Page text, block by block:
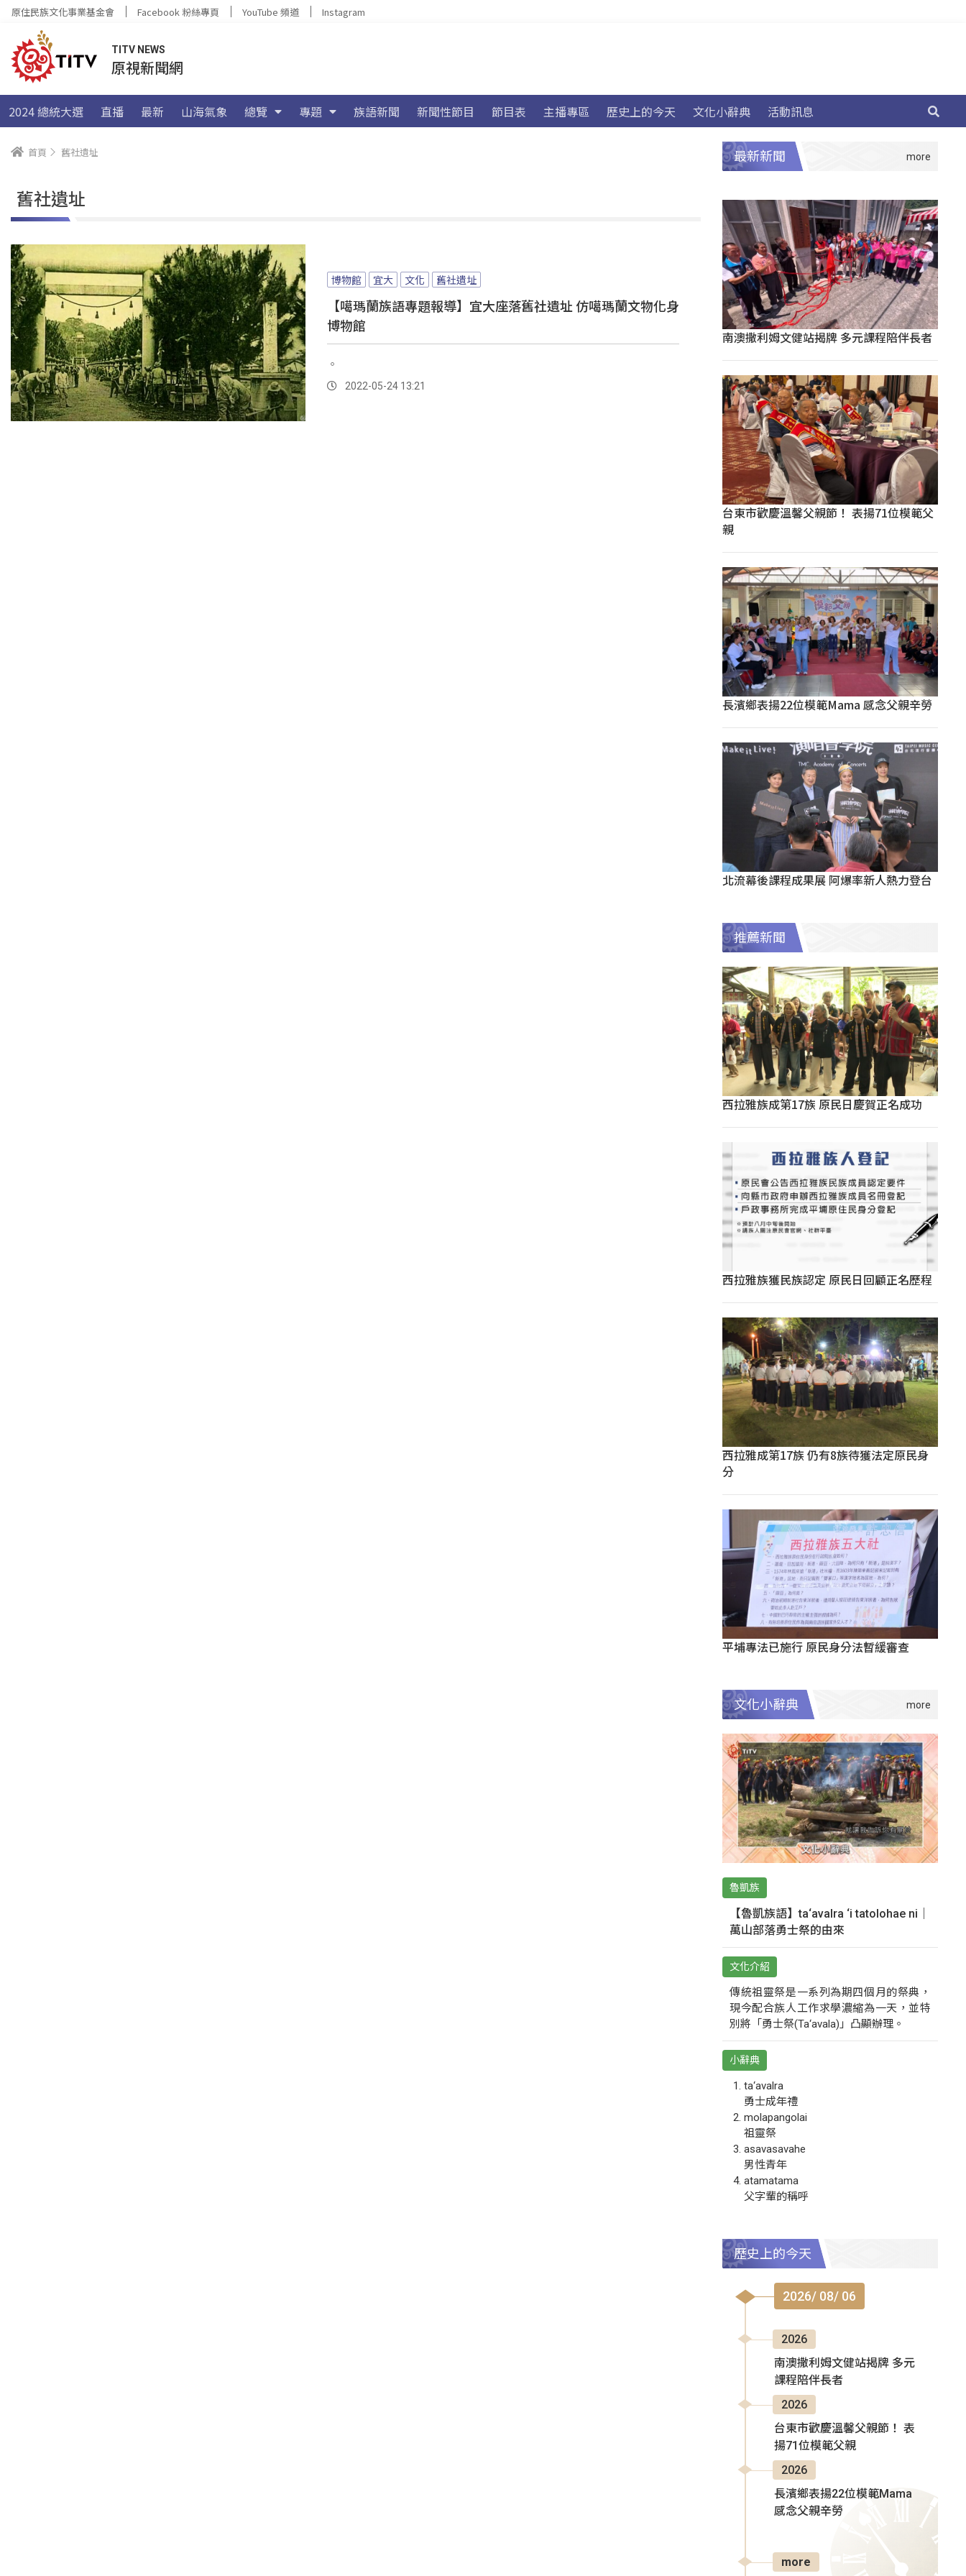
原住民族文化事業基金會 Facebook 粉絲專頁 YouTube 頻道 Instagram
TITV NEWS
原視新聞網
2024 總統大選 直播 最新 山海氣象 總覽 專題 族語新聞 新聞性節目 節目表 主播專區 歷史上的今天 文化小辭典 活動訊息
首頁 舊社遺址
舊社遺址
博物館 宜大 文化 舊社遺址
【噶瑪蘭族語專題報導】宜大座落舊社遺址 仿噶瑪蘭文物化身
博物館
。
2022-05-24 13:21
最新新聞
南澳撒利姆文健站揭牌 多元課程陪伴長者
台東市歡慶溫馨父親節！ 表揚71位模範父
親
長濱鄉表揚22位模範Mama 感念父親辛勞
北流幕後課程成果展 阿爆率新人熱力登台
推薦新聞
西拉雅族成第17族 原民日慶賀正名成功
西拉雅族獲民族認定 原民日回顧正名歷程
西拉雅成第17族 仍有8族待獲法定原民身
分
平埔專法已施行 原民身分法暫緩審查
文化小辭典
魯凱族
【魯凱族語】ta‘avalra ‘i tatolohae ni｜
萬山部落勇士祭的由來
文化介紹
傳統祖靈祭是一系列為期四個月的祭典，
現今配合族人工作求學濃縮為一天，並特
別將「勇士祭(Ta‘avala)」凸顯辦理。
小辭典
ta‘avalra
勇士成年禮
molapangolai
祖靈祭
asavasavahe
男性青年
atamatama
父字輩的稱呼
歷史上的今天
2026/ 08/ 06
2026
南澳撒利姆文健站揭牌 多元
課程陪伴長者
2026
台東市歡慶溫馨父親節！ 表
揚71位模範父親
2026
長濱鄉表揚22位模範Mama
感念父親辛勞
more